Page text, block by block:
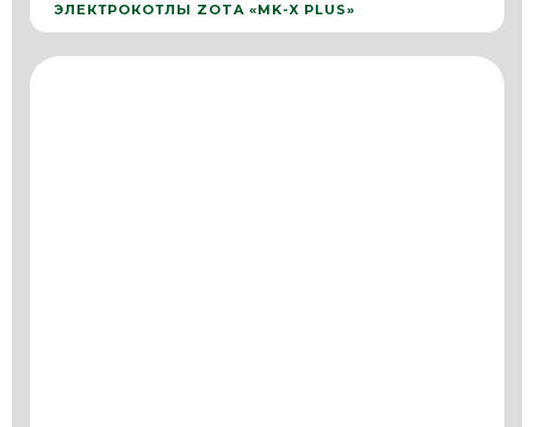
ЭЛЕКТРОКОТЛЫ ZOTA «MK-X PLUS»